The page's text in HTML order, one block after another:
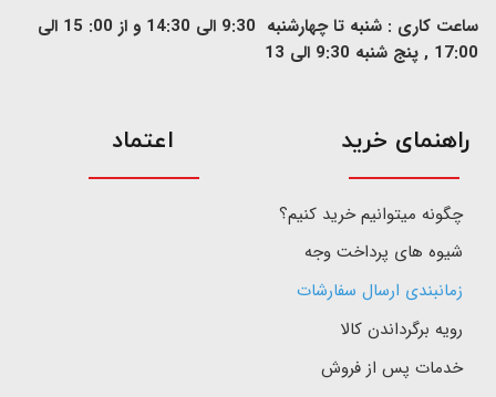
ساعت کاری : شنبه تا چهارشنبه 9:30 الی 14:30 و از 00: 15 الی
17:00 , پنج شنبه 9:30 الی 13
​راهنمای خرید
چگونه میتوانیم خرید کنیم؟
شیوه های پرداخت وجه
زمانبندی ارسال سفارشات
رویه برگرداندن کالا
خدمات پس از فروش
اعتماد